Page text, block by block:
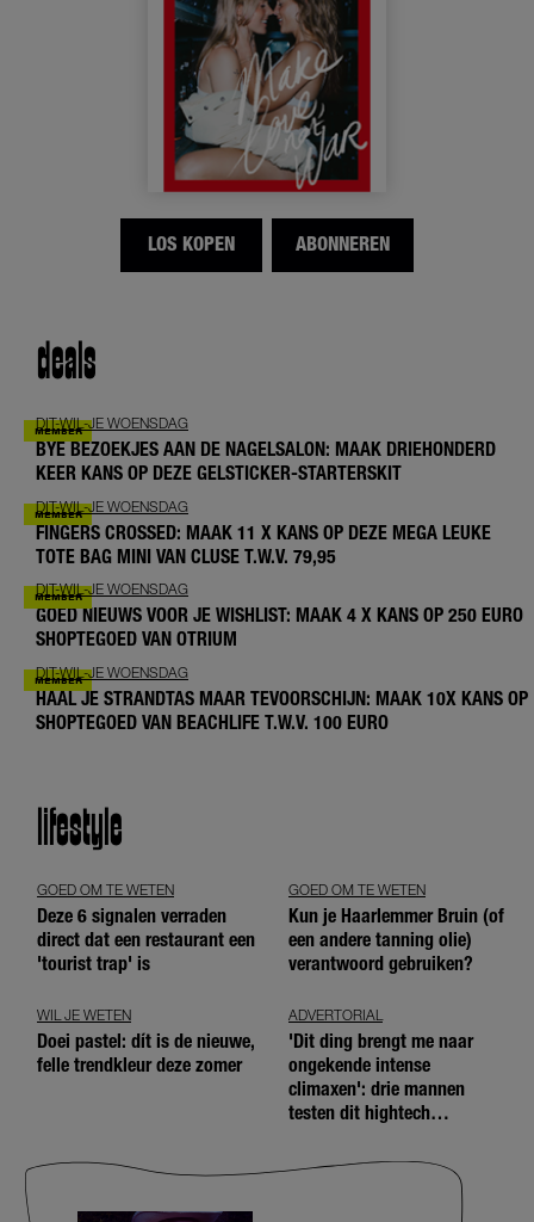
LOS KOPEN ABONNEREN
deals
DIT-WIL-JE WOENSDAG
BYE BEZOEKJES AAN DE NAGELSALON: MAAK DRIEHONDERD
KEER KANS OP DEZE GELSTICKER-STARTERSKIT
DIT-WIL-JE WOENSDAG
FINGERS CROSSED: MAAK 11 X KANS OP DEZE MEGA LEUKE
TOTE BAG MINI VAN CLUSE T.W.V. 79,95
DIT-WIL-JE WOENSDAG
GOED NIEUWS VOOR JE WISHLIST: MAAK 4 X KANS OP 250 EURO
SHOPTEGOED VAN OTRIUM
DIT-WIL-JE WOENSDAG
HAAL JE STRANDTAS MAAR TEVOORSCHIJN: MAAK 10X KANS OP
SHOPTEGOED VAN BEACHLIFE T.W.V. 100 EURO
lifestyle
GOED OM TE WETEN
Deze 6 signalen verraden
direct dat een restaurant een
'tourist trap' is
GOED OM TE WETEN
Kun je Haarlemmer Bruin (of
een andere tanning olie)
verantwoord gebruiken?
WIL JE WETEN
Doei pastel: dít is de nieuwe,
felle trendkleur deze zomer
ADVERTORIAL
'Dit ding brengt me naar
ongekende intense
climaxen': drie mannen
testen dit hightech